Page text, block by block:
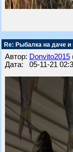
Re: Рыбалка на даче и
Автор: Donvito2015
Дата: 05-11-21